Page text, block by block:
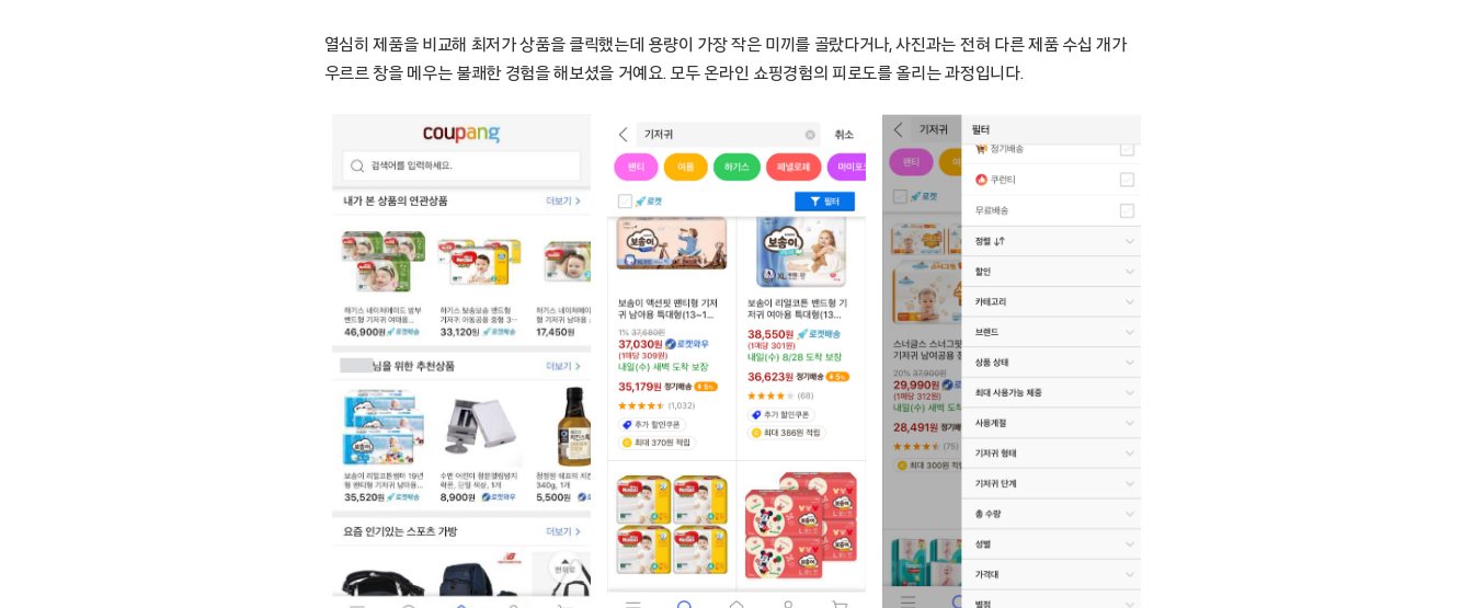
열심히 제품을 비교해 최저가 상품을 클릭했는데 용량이 가장 작은 미끼를 골랐다거나, 사진과는 전혀 다른 제품 수십 개가
우르르 창을 메우는 불쾌한 경험을 해보셨을 거예요. 모두 온라인 쇼핑경험의 피로도를 올리는 과정입니다.